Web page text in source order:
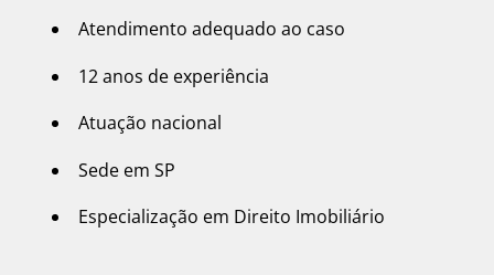
Atendimento adequado ao caso
12 anos de experiência
Atuação nacional
Sede em SP
Especialização em Direito Imobiliário